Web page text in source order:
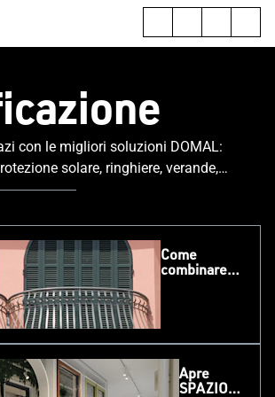
con le migliori soluzioni DOMAL:
solare, ringhiere, verande,
Come
combinare
condominiale
con i
serramenti
DOMAL
Apre
SPAZIO